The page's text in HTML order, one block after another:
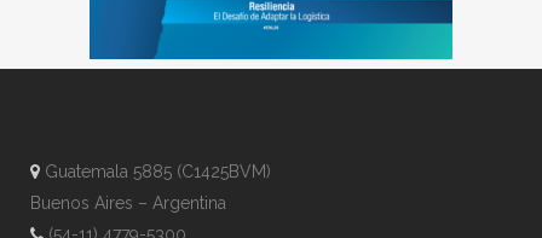
Guatemala 5885 (C1425BVM)
Buenos Aires – Argentina